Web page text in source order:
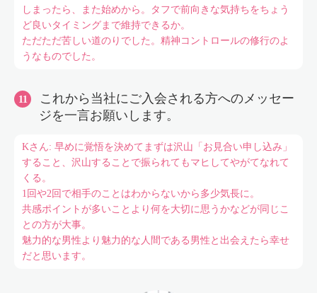
しまったら、また始めから。タフで前向きな気持ちをちょう
ど良いタイミングまで維持できるか。
ただただ苦しい道のりでした。精神コントロールの修行のよ
うなものでした。
これから当社にご入会される方へのメッセー
ジを一言お願いします。
Kさん: 早めに覚悟を決めてまずは沢山「お見合い申し込み」
すること、沢山することで振られてもマヒしてやがてなれて
くる。
1回や2回で相手のことはわからないから多少気長に。
共感ポイントが多いことより何を大切に思うかなどが同じこ
との方が大事。
魅力的な男性より魅力的な人間である男性と出会えたら幸せ
だと思います。